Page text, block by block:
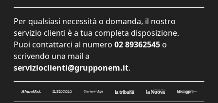
Per qualsiasi necessità o domanda, il nostro
servizio clienti è a tua completa disposizione.
Puoi contattarci al numero 02 89362545 o
scrivendo una mail a
servizioclienti@grupponem.it.